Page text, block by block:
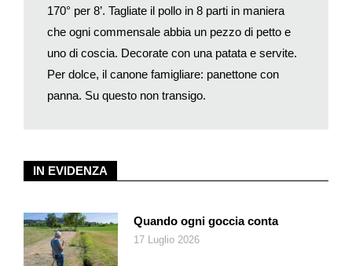
IN EVIDENZA
Quando ogni goccia conta
17 Luglio 2026
170° per 8’. Tagliate il pollo in 8 parti in maniera
che ogni commensale abbia un pezzo di petto e
uno di coscia. Decorate con una patata e servite.
Per dolce, il canone famigliare: panettone con
panna. Su questo non transigo.